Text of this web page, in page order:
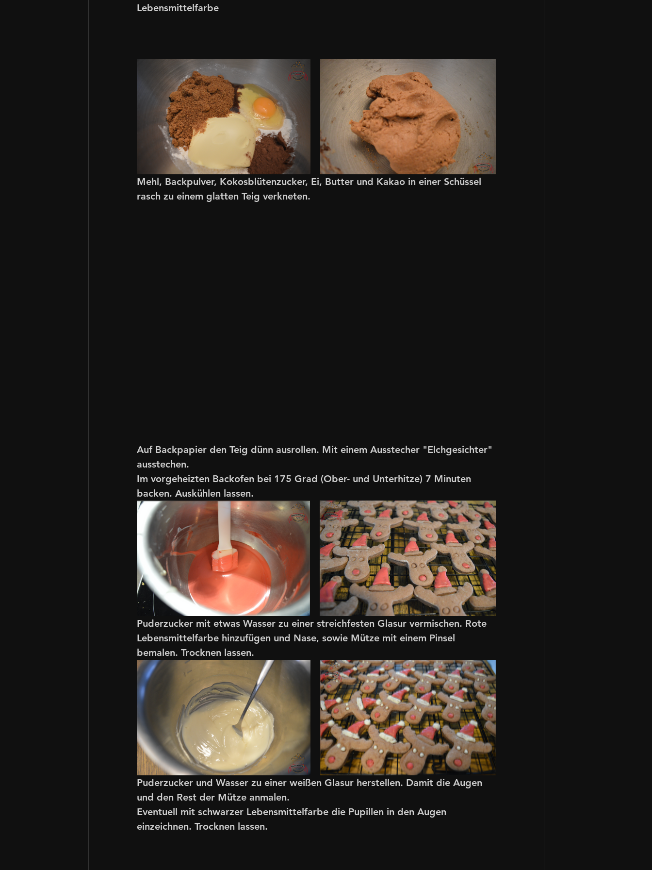
Lebensmittelfarbe
Mehl, Backpulver, Kokosblütenzucker, Ei, Butter und Kakao in einer Schüssel
rasch zu einem glatten Teig verkneten.
Auf Backpapier den Teig dünn ausrollen. Mit einem Ausstecher "Elchgesichter"
ausstechen.
Im vorgeheizten Backofen bei 175 Grad (Ober- und Unterhitze) 7 Minuten
backen. Auskühlen lassen.
Puderzucker mit etwas Wasser zu einer streichfesten Glasur vermischen. Rote
Lebensmittelfarbe hinzufügen und Nase, sowie Mütze mit einem Pinsel
bemalen. Trocknen lassen.
Puderzucker und Wasser zu einer weißen Glasur herstellen. Damit die Augen
und den Rest der Mütze anmalen.
Eventuell mit schwarzer Lebensmittelfarbe die Pupillen in den Augen
einzeichnen. Trocknen lassen.